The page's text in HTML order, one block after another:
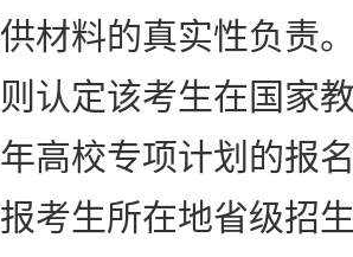
材料的真实性负责
认定该考生在国家
高校专项计划的报
考生所在地省级招